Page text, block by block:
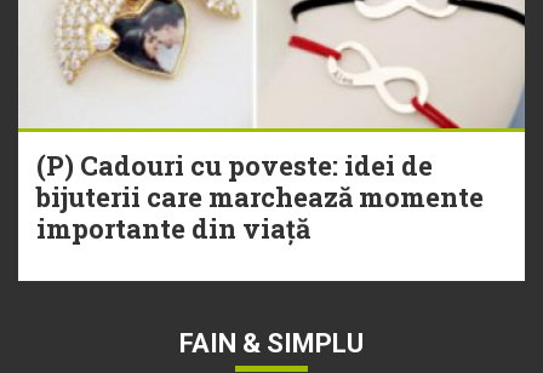
(P) Cadouri cu poveste: idei de
bijuterii care marchează momente
importante din viață
FAIN & SIMPLU